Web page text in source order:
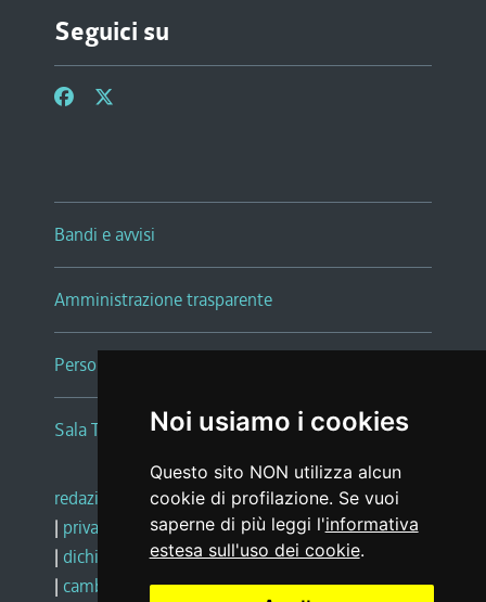
Noi usiamo i cookies
Questo sito NON utilizza alcun
cookie di profilazione. Se vuoi
saperne di più leggi l'informativa
estesa sull'uso dei cookie.
Seguici su
Bandi e avvisi
Amministrazione trasparente
Persone e Uffici
Sala Tiziano Tessitori
redazione web |note legali |glossario
| privacy
social media policy
| dichiarazione di accessibilità |feedback
| cambio preferenze cookie